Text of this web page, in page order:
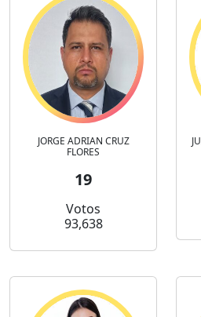
JORGE ADRIAN CRUZ
FLORES
19
Votos
93,638